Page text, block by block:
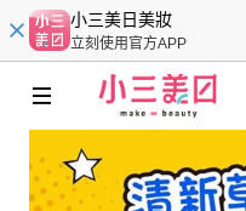
小三美日美妝
立刻使用官方APP